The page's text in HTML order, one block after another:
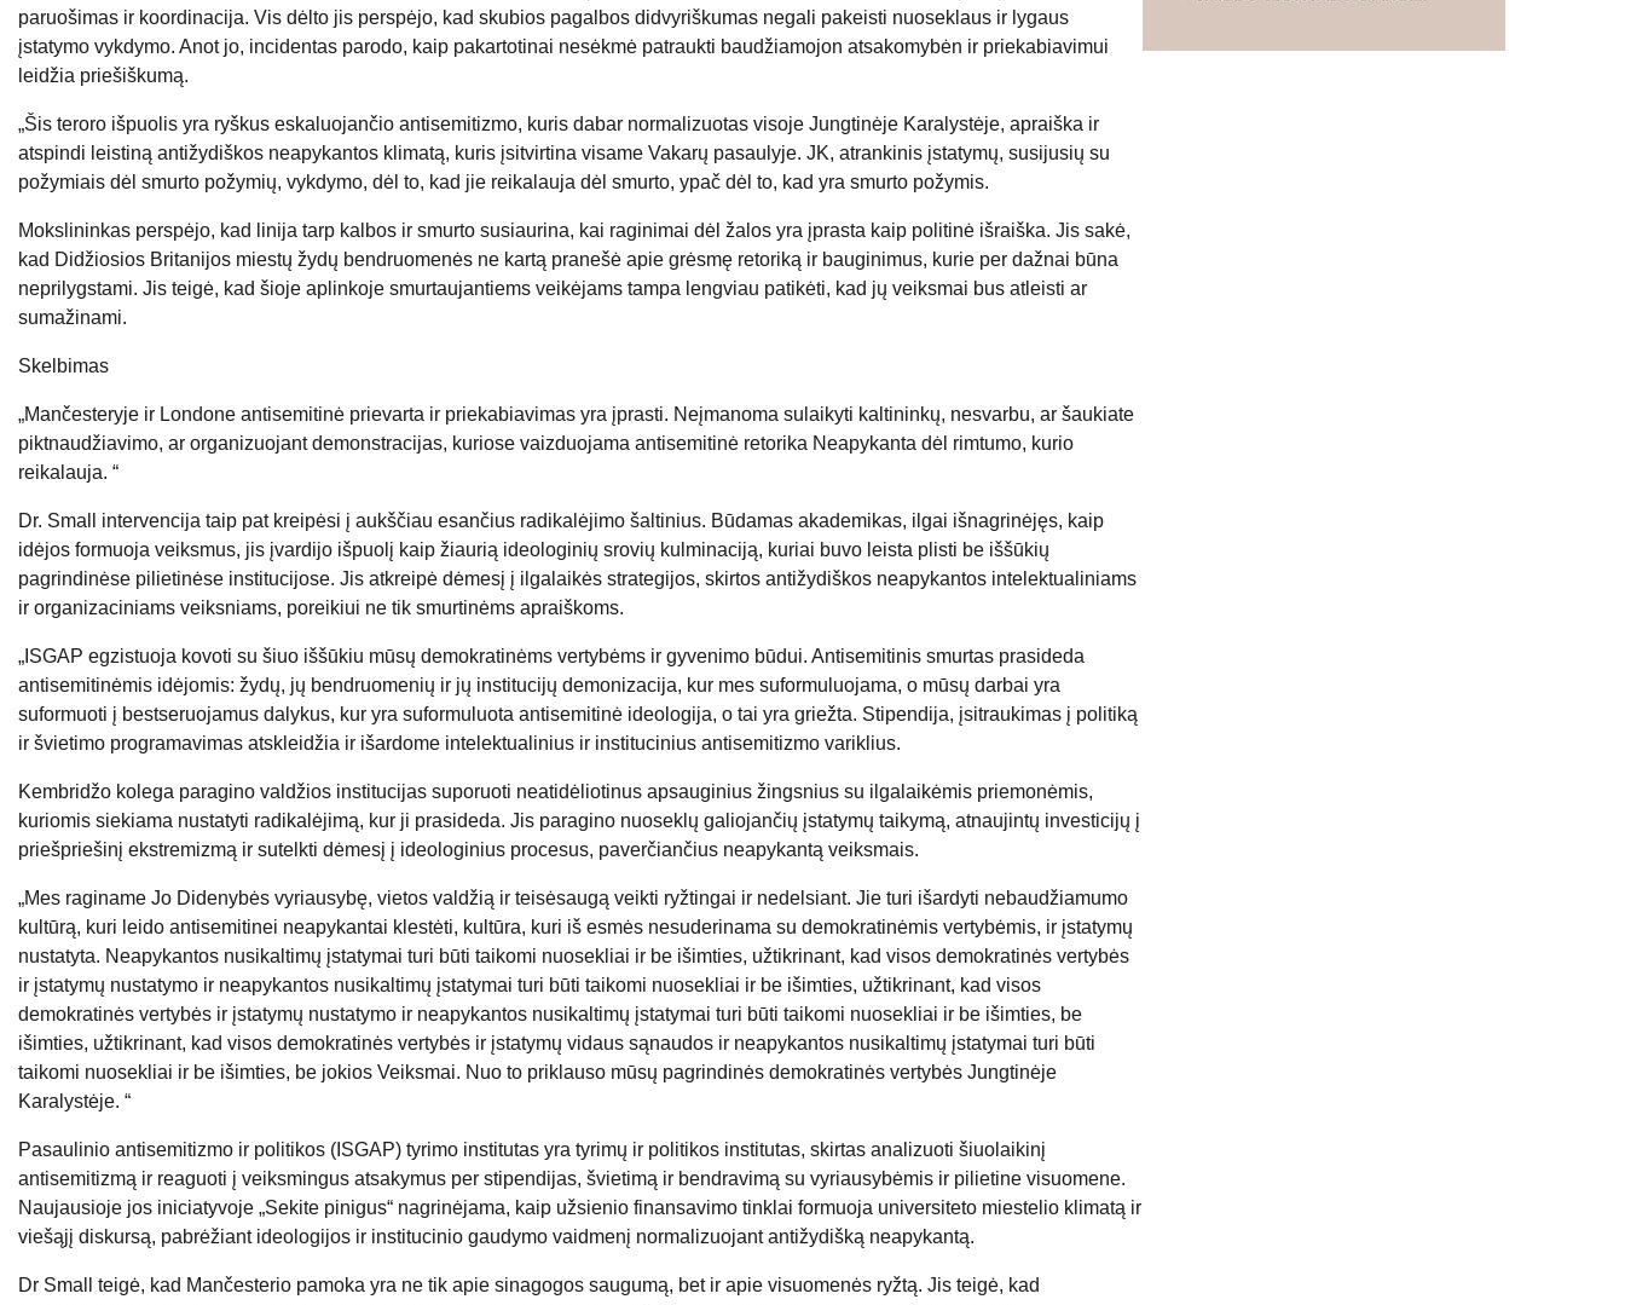
paruošimas ir koordinacija. Vis dėlto jis perspėjo, kad skubios pagalbos didvyriškumas negali pakeisti nuoseklaus ir lygaus
įstatymo vykdymo. Anot jo, incidentas parodo, kaip pakartotinai nesėkmė patraukti baudžiamojon atsakomybėn ir priekabiavimui
leidžia priešiškumą.
„Šis teroro išpuolis yra ryškus eskaluojančio antisemitizmo, kuris dabar normalizuotas visoje Jungtinėje Karalystėje, apraiška ir
atspindi leistiną antižydiškos neapykantos klimatą, kuris įsitvirtina visame Vakarų pasaulyje. JK, atrankinis įstatymų, susijusių su
požymiais dėl smurto požymių, vykdymo, dėl to, kad jie reikalauja dėl smurto, ypač dėl to, kad yra smurto požymis.
Mokslininkas perspėjo, kad linija tarp kalbos ir smurto susiaurina, kai raginimai dėl žalos yra įprasta kaip politinė išraiška. Jis sakė,
kad Didžiosios Britanijos miestų žydų bendruomenės ne kartą pranešė apie grėsmę retoriką ir bauginimus, kurie per dažnai būna
neprilygstami. Jis teigė, kad šioje aplinkoje smurtaujantiems veikėjams tampa lengviau patikėti, kad jų veiksmai bus atleisti ar
sumažinami.
Skelbimas
„Mančesteryje ir Londone antisemitinė prievarta ir priekabiavimas yra įprasti. Neįmanoma sulaikyti kaltininkų, nesvarbu, ar šaukiate
piktnaudžiavimo, ar organizuojant demonstracijas, kuriose vaizduojama antisemitinė retorika Neapykanta dėl rimtumo, kurio
reikalauja. “
Dr. Small intervencija taip pat kreipėsi į aukščiau esančius radikalėjimo šaltinius. Būdamas akademikas, ilgai išnagrinėjęs, kaip
idėjos formuoja veiksmus, jis įvardijo išpuolį kaip žiaurią ideologinių srovių kulminaciją, kuriai buvo leista plisti be iššūkių
pagrindinėse pilietinėse institucijose. Jis atkreipė dėmesį į ilgalaikės strategijos, skirtos antižydiškos neapykantos intelektualiniams
ir organizaciniams veiksniams, poreikiui ne tik smurtinėms apraiškoms.
„ISGAP egzistuoja kovoti su šiuo iššūkiu mūsų demokratinėms vertybėms ir gyvenimo būdui. Antisemitinis smurtas prasideda
antisemitinėmis idėjomis: žydų, jų bendruomenių ir jų institucijų demonizacija, kur mes suformuluojama, o mūsų darbai yra
suformuoti į bestseruojamus dalykus, kur yra suformuluota antisemitinė ideologija, o tai yra griežta. Stipendija, įsitraukimas į politiką
ir švietimo programavimas atskleidžia ir išardome intelektualinius ir institucinius antisemitizmo variklius.
Kembridžo kolega paragino valdžios institucijas suporuoti neatidėliotinus apsauginius žingsnius su ilgalaikėmis priemonėmis,
kuriomis siekiama nustatyti radikalėjimą, kur ji prasideda. Jis paragino nuoseklų galiojančių įstatymų taikymą, atnaujintų investicijų į
priešpriešinį ekstremizmą ir sutelkti dėmesį į ideologinius procesus, paverčiančius neapykantą veiksmais.
„Mes raginame Jo Didenybės vyriausybę, vietos valdžią ir teisėsaugą veikti ryžtingai ir nedelsiant. Jie turi išardyti nebaudžiamumo
kultūrą, kuri leido antisemitinei neapykantai klestėti, kultūra, kuri iš esmės nesuderinama su demokratinėmis vertybėmis, ir įstatymų
nustatyta. Neapykantos nusikaltimų įstatymai turi būti taikomi nuosekliai ir be išimties, užtikrinant, kad visos demokratinės vertybės
ir įstatymų nustatymo ir neapykantos nusikaltimų įstatymai turi būti taikomi nuosekliai ir be išimties, užtikrinant, kad visos
demokratinės vertybės ir įstatymų nustatymo ir neapykantos nusikaltimų įstatymai turi būti taikomi nuosekliai ir be išimties, be
išimties, užtikrinant, kad visos demokratinės vertybės ir įstatymų vidaus sąnaudos ir neapykantos nusikaltimų įstatymai turi būti
taikomi nuosekliai ir be išimties, be jokios Veiksmai. Nuo to priklauso mūsų pagrindinės demokratinės vertybės Jungtinėje
Karalystėje. “
Pasaulinio antisemitizmo ir politikos (ISGAP) tyrimo institutas yra tyrimų ir politikos institutas, skirtas analizuoti šiuolaikinį
antisemitizmą ir reaguoti į veiksmingus atsakymus per stipendijas, švietimą ir bendravimą su vyriausybėmis ir pilietine visuomene.
Naujausioje jos iniciatyvoje „Sekite pinigus“ nagrinėjama, kaip užsienio finansavimo tinklai formuoja universiteto miestelio klimatą ir
viešąjį diskursą, pabrėžiant ideologijos ir institucinio gaudymo vaidmenį normalizuojant antižydišką neapykantą.
Dr Small teigė, kad Mančesterio pamoka yra ne tik apie sinagogos saugumą, bet ir apie visuomenės ryžtą. Jis teigė, kad